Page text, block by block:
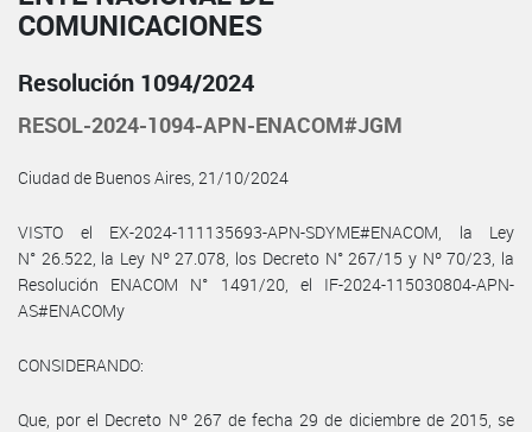
COMUNICACIONES
Resolución 1094/2024
RESOL-2024-1094-APN-ENACOM#JGM
Ciudad de Buenos Aires, 21/10/2024
VISTO el EX-2024-111135693-APN-SDYME#ENACOM, la Ley
N° 26.522, la Ley Nº 27.078, los Decreto N° 267/15 y Nº 70/23, la
Resolución ENACOM N° 1491/20, el IF-2024-115030804-APN-
AS#ENACOMy
CONSIDERANDO:
Que, por el Decreto Nº 267 de fecha 29 de diciembre de 2015, se